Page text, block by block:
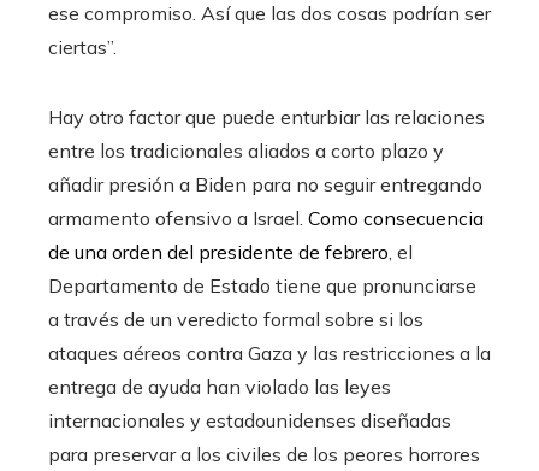
ese compromiso. Así que las dos cosas podrían ser
ciertas”.
Hay otro factor que puede enturbiar las relaciones
entre los tradicionales aliados a corto plazo y
añadir presión a Biden para no seguir entregando
armamento ofensivo a Israel. Como consecuencia
de una orden del presidente de febrero, el
Departamento de Estado tiene que pronunciarse
a través de un veredicto formal sobre si los
ataques aéreos contra Gaza y las restricciones a la
entrega de ayuda han violado las leyes
internacionales y estadounidenses diseñadas
para preservar a los civiles de los peores horrores